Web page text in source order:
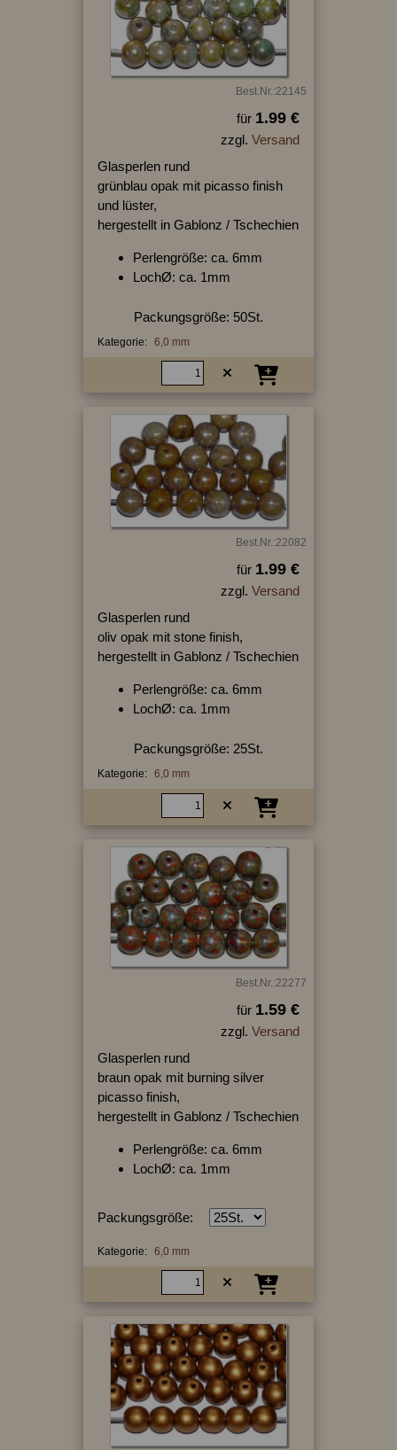
Best.Nr.:22145
für 1.99 €
zzgl. Versand
Glasperlen rund
grünblau opak mit picasso finish
und lüster,
hergestellt in Gablonz / Tschechien
Perlengröße: ca. 6mm
LochØ: ca. 1mm
Packungsgröße: 50St.
Kategorie: 6,0 mm
Best.Nr.:22082
für 1.99 €
zzgl. Versand
Glasperlen rund
oliv opak mit stone finish,
hergestellt in Gablonz / Tschechien
Perlengröße: ca. 6mm
LochØ: ca. 1mm
Packungsgröße: 25St.
Kategorie: 6,0 mm
Best.Nr.:22277
für 1.59 €
zzgl. Versand
Glasperlen rund
braun opak mit burning silver
picasso finish,
hergestellt in Gablonz / Tschechien
Perlengröße: ca. 6mm
LochØ: ca. 1mm
Packungsgröße:
Kategorie: 6,0 mm